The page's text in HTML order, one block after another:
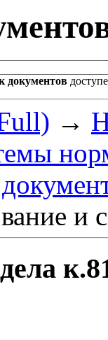
документов
→
и